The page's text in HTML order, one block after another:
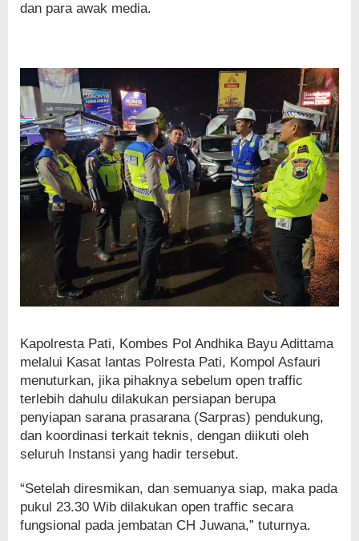
dan para awak media.
Kapolresta Pati, Kombes Pol Andhika Bayu Adittama
melalui Kasat lantas Polresta Pati, Kompol Asfauri
menuturkan, jika pihaknya sebelum open traffic
terlebih dahulu dilakukan persiapan berupa
penyiapan sarana prasarana (Sarpras) pendukung,
dan koordinasi terkait teknis, dengan diikuti oleh
seluruh Instansi yang hadir tersebut.
“Setelah diresmikan, dan semuanya siap, maka pada
pukul 23.30 Wib dilakukan open traffic secara
fungsional pada jembatan CH Juwana,” tuturnya.